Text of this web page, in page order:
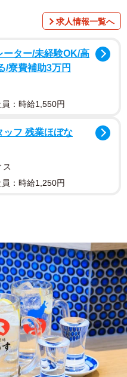
求人情報一覧へ
ーター/未経験OK/高
/寮費補助3万円
：時給1,550円
ッフ 残業ほぼな
ス
：時給1,250円